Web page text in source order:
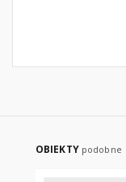
OBIEKTY podobne